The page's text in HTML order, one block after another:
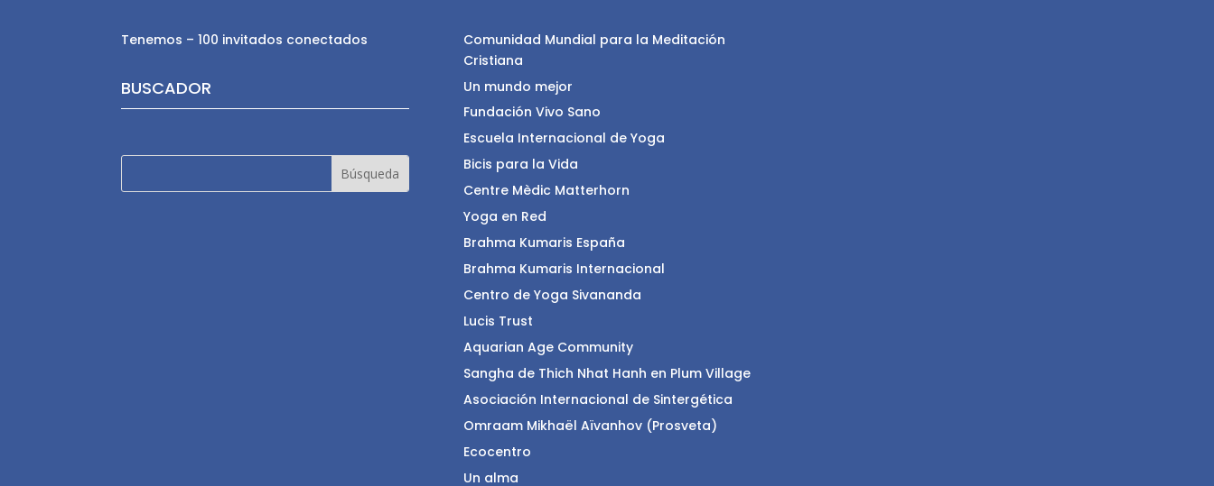
Tenemos – 100 invitados conectados
BUSCADOR
Comunidad Mundial para la Meditación
Cristiana
Un mundo mejor
Fundación Vivo Sano
Escuela Internacional de Yoga
Bicis para la Vida
Centre Mèdic Matterhorn
Yoga en Red
Brahma Kumaris España
Brahma Kumaris Internacional
Centro de Yoga Sivananda
Lucis Trust
Aquarian Age Community
Sangha de Thich Nhat Hanh en Plum Village
Asociación Internacional de Sintergética
Omraam Mikhaël Aïvanhov (Prosveta)
Ecocentro
Un alma